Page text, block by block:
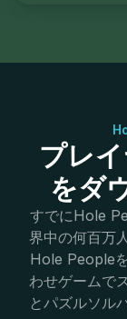
プレ
をダ
すでにHole
界中の何百万
Hole People
わせゲームで
とパズルソル